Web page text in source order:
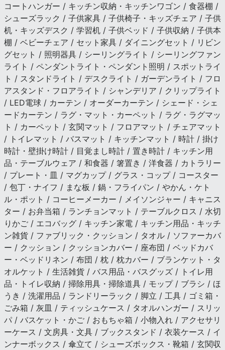
コートハンガー / キッチン収納・キッチンワゴン / 食器棚 /
シューズラック / 子供家具 / 子供椅子・キッズチェア / 子供
机・キッズデスク / 学習机 / 子供ベッド / 子供収納 / 子供本
棚 / ベビーチェア / セット家具 / ダイニングセット / リビン
グセット / 照明器具 / シーリングライト / シーリングファン
ライト / ペンダントライト・ペンダント照明 / スポットライ
ト / スタンドライト / デスクライト / ガーデンライト / フロ
アスタンド・フロアライト / シャンデリア / クリップライト
/ LED電球 / カーテン / オーダーカーテン / シェード・シェ
ードカーテン / ラグ・マット・カーペット / ラグ・ラグマッ
ト / カーペット / 玄関マット / フロアマット / チェアマット
/ トイレマット / バスマット / キッチンマット / 時計 / 掛け
時計・壁掛け時計 / 目覚まし時計 / 置き時計 / キッチン用
品・テーブルウェア / 和食器 / 箸置き / 洋食器 / カトラリー
/ プレート・皿 / マグカップ / グラス・コップ / コースター
/ 包丁・ナイフ / まな板 / 鍋・フライパン / やかん・ケト
ル・ポット / コーヒーメーカー / メイソンジャー / キャニス
ター / お弁当箱 / ランチョンマット / テーブルクロス / 水切
りかご / エコバッグ / キッチン家電 / キッチン用品・キッチ
ン雑貨 / ファブリック・クッション / タオル / ソファーカバ
ー / クッション / クッションカバー / 座布団 / ベッドカバ
ー・ベッドリネン / 布団 / 枕 / 枕カバー / ブランケット・タ
オルケット / 生活雑貨 / バス用品・バスグッズ / トイレ用
品・トイレ収納 / 掃除用具・掃除道具 / モップ / ブラシ / ほ
うき / 洗濯用品 / ランドリーラック / 脚立 / 工具 / ゴミ箱・
ごみ箱 / 灰皿 / ティッシュケース / タオルハンガー / スリッ
パ / バスケット・かご / おもちゃ箱 / 小物入れ / アクセサリ
ーケース / 文房具・文具 / ブックスタンド / 衣装ケース / イ
ンナーボックス / 傘立て / シューズボックス・靴箱 / 玄関収